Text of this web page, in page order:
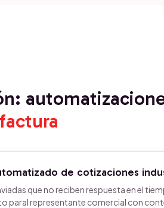
de cotizaciones
que no reciben respuesta en el
paral representante comercial con